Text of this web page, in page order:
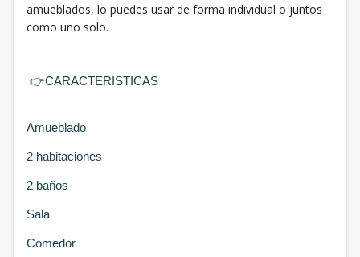
amueblados, lo puedes usar de forma individual o juntos
como uno solo.
👉CARACTERISTICAS
Amueblado
2 habitaciones
2 baños
Sala
Comedor